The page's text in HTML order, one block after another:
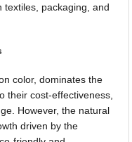
textiles, packaging, and
color, dominates the
their cost-effectiveness,
However, the natural
driven by the